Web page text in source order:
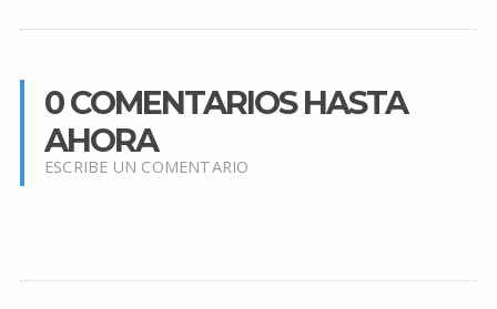
0 COMENTARIOS HASTA
AHORA
ESCRIBE UN COMENTARIO